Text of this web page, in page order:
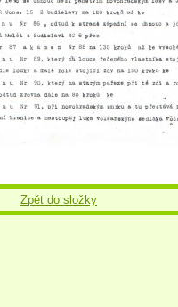
Zpět do složky